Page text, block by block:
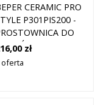
CERAMIC PRO
P301PIS200 -
DO
zł
oferta